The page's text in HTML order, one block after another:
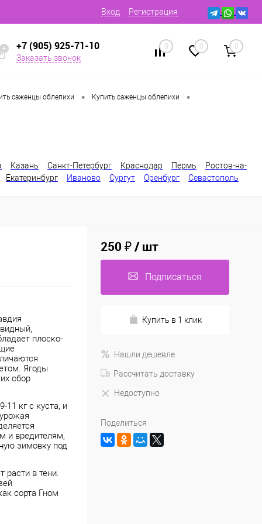
Вход Регистрация
+7 (905) 925-71-10
Заказать звонок
0 0 0
саженцы облепихи • Купить саженцы облепихи •
Казань Санкт-Петербург Краснодар Пермь
Ростов-на-
Екатеринбург Иваново Сургут Оренбург
Севастополь
плоско-
Ягоды
сбор
11 кг с куста, и
и вредителям,
зимовку под
расти в тени.
сорта Гном
250 ₽/ шт
Подписаться
Купить в 1 клик
Нашли дешевле
Рассчитать доставку
Недоступно
Поделиться